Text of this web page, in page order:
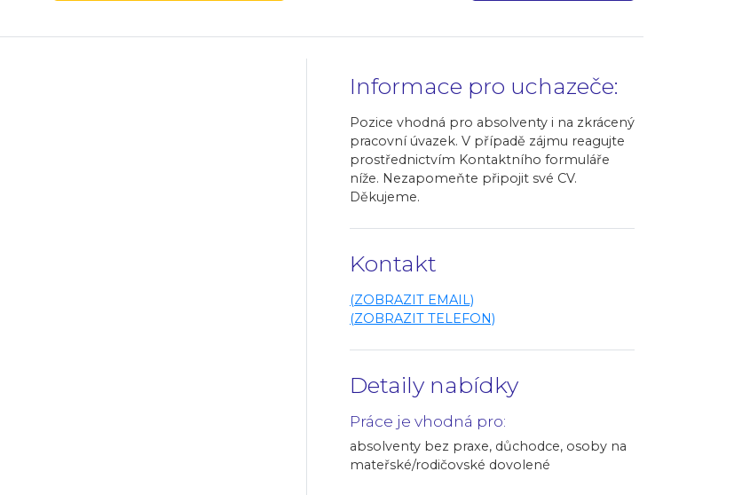
Informace pro uchazeče:
Pozice vhodná pro absolventy i na zkrácený
pracovní úvazek. V případě zájmu reagujte
prostřednictvím Kontaktního formuláře
níže. Nezapomeňte připojit své CV.
Děkujeme.
Kontakt
(ZOBRAZIT EMAIL)
(ZOBRAZIT TELEFON)
Detaily nabídky
Práce je vhodná pro:
absolventy bez praxe, důchodce, osoby na
mateřské/rodičovské dovolené